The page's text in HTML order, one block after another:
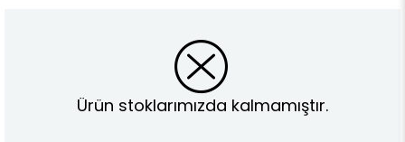
Ürün stoklarımızda kalmamıştır.